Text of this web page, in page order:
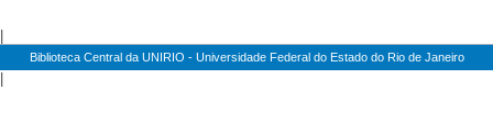
Biblioteca Central da UNIRIO - Universidade Federal do Estado do Rio de Janeiro